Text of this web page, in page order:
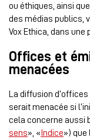
ou éthiques, ainsi
des médias publics,
Vox Ethica, dans une
Offices et
menacées
La diffusion
serait menacée si
cela concerne aussi
sens», «Indice») que